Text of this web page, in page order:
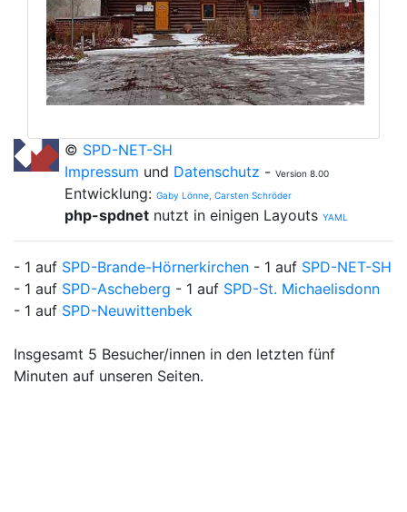
© SPD-NET-SH
Impressum und Datenschutz - Version 8.00
Entwicklung: Gaby Lönne, Carsten Schröder
php-spdnet nutzt in einigen Layouts YAML
- 1 auf SPD-Brande-Hörnerkirchen - 1 auf SPD-NET-SH
- 1 auf SPD-Ascheberg - 1 auf SPD-St. Michaelisdonn
- 1 auf SPD-Neuwittenbek
Insgesamt 5 Besucher/innen in den letzten fünf
Minuten auf unseren Seiten.